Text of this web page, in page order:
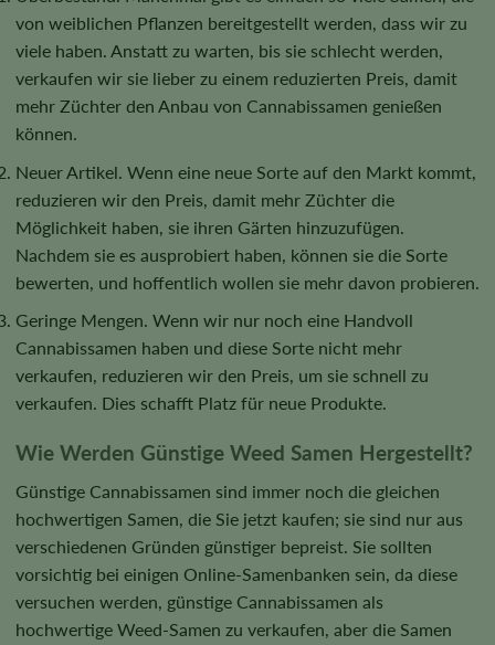
von weiblichen Pflanzen bereitgestellt werden, dass wir zu
viele haben. Anstatt zu warten, bis sie schlecht werden,
verkaufen wir sie lieber zu einem reduzierten Preis, damit
mehr Züchter den Anbau von Cannabissamen genießen
können.
Neuer Artikel. Wenn eine neue Sorte auf den Markt kommt,
reduzieren wir den Preis, damit mehr Züchter die
Möglichkeit haben, sie ihren Gärten hinzuzufügen.
Nachdem sie es ausprobiert haben, können sie die Sorte
bewerten, und hoffentlich wollen sie mehr davon probieren.
Geringe Mengen. Wenn wir nur noch eine Handvoll
Cannabissamen haben und diese Sorte nicht mehr
verkaufen, reduzieren wir den Preis, um sie schnell zu
verkaufen. Dies schafft Platz für neue Produkte.
Wie Werden Günstige Weed Samen Hergestellt?
Günstige Cannabissamen sind immer noch die gleichen
hochwertigen Samen, die Sie jetzt kaufen; sie sind nur aus
verschiedenen Gründen günstiger bepreist. Sie sollten
vorsichtig bei einigen Online-Samenbanken sein, da diese
versuchen werden, günstige Cannabissamen als
hochwertige Weed-Samen zu verkaufen, aber die Samen